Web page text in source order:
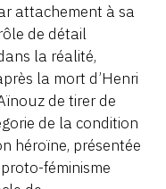
attachement à sa
de détail
la réalité,
la mort d’Henri
de tirer de
de la condition
héroïne, présentée
féminisme